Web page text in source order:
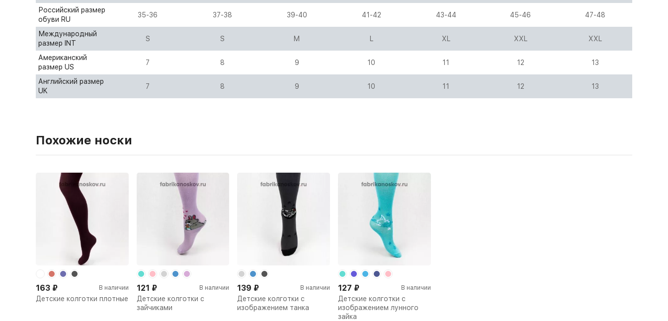
Российский размер
обуви RU
35-36 37-38 39-40 41-42 43-44 45-46 47-48
Международный
размер INT
S S M L XL XXL XXL
Американский
размер US
7 8 9 10 11 12 13
Английский размер
UK
7 8 9 10 11 12 13
Похожие носки
Детские колготки плотные
163 ₽ В наличии
Детские колготки с
зайчиками
121 ₽ В наличии
Детские колготки с
изображением танка
139 ₽ В наличии
Детские колготки с
изображением лунного
зайка
127 ₽ В наличии